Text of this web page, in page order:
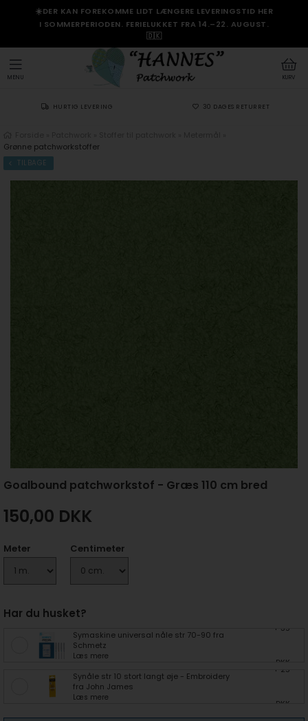
☀️DER KAN FOREKOMME LIDT LÆNGERE LEVERINGSTID HER
I SOMMERPERIODEN. FERIELUKKET FRA 14.–22. AUGUST.
🇩🇰
KURV
MENU
HURTIG LEVERING 30 DAGES RETURRET
Grønne patchworkstoffer
TILBAGE
Goalbound patchworkstof - Græs 110 cm bred
150,00 DKK
Meter Centimeter
Har du husket?
Symaskine universal nåle str 70-90 fra
Schmetz
Læs mere
+ 35
DKK
Synåle str 10 stort langt øje - Embroidery
fra John James
Læs mere
+ 25
DKK